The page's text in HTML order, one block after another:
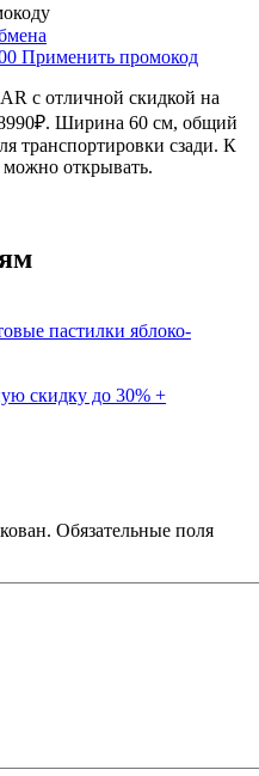
Применить промокод
с отличной скидкой на
Ширина 60 см, общий
транспортировки сзади. К
открывать.
пастилки яблоко-
скидку до 30% +
Обязательные поля